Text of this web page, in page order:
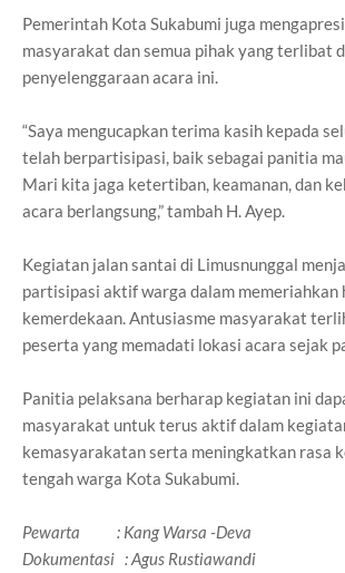
Pemerintah Kota Sukabumi juga
masyarakat dan semua pihak yang terlibat
penyelenggaraan acara ini.
“Saya mengucapkan terima kasih kepada
telah berpartisipasi, baik sebagai panitia
Mari kita jaga ketertiban, keamanan, dan
acara berlangsung,” tambah H. Ayep.
Kegiatan jalan santai di Limusnunggal
partisipasi aktif warga dalam memeriahkan
kemerdekaan. Antusiasme masyarakat
peserta yang memadati lokasi acara sejak
Panitia pelaksana berharap kegiatan ini
masyarakat untuk terus aktif dalam
kemasyarakatan serta meningkatkan rasa
tengah warga Kota Sukabumi.
Pewarta : Kang Warsa -Deva
Dokumentasi : Agus Rustiawandi